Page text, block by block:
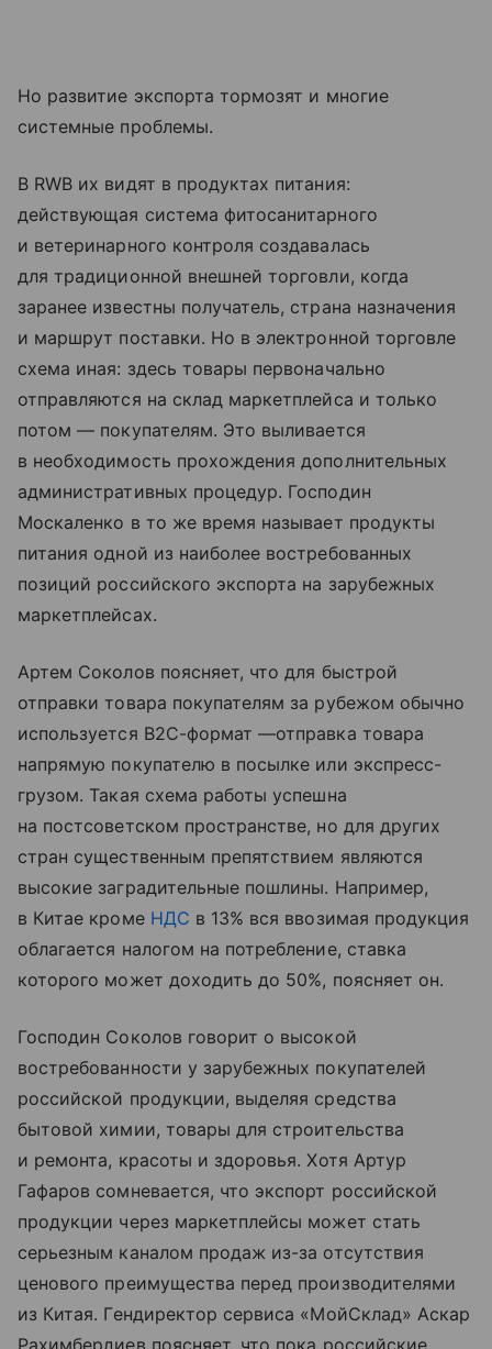
Но развитие экспорта тормозят и многие
системные проблемы.
В RWB их видят в продуктах питания:
действующая система фитосанитарного
и ветеринарного контроля создавалась
для традиционной внешней торговли, когда
заранее известны получатель, страна назначения
и маршрут поставки. Но в электронной торговле
схема иная: здесь товары первоначально
отправляются на склад маркетплейса и только
потом — покупателям. Это выливается
в необходимость прохождения дополнительных
административных процедур. Господин
Москаленко в то же время называет продукты
питания одной из наиболее востребованных
позиций российского экспорта на зарубежных
маркетплейсах.
Артем Соколов поясняет, что для быстрой
отправки товара покупателям за рубежом обычно
используется В2С-формат —отправка товара
напрямую покупателю в посылке или экспресс-
грузом. Такая схема работы успешна
на постсоветском пространстве, но для других
стран существенным препятствием являются
высокие заградительные пошлины. Например,
в Китае кроме НДС в 13% вся ввозимая продукция
облагается налогом на потребление, ставка
которого может доходить до 50%, поясняет он.
Господин Соколов говорит о высокой
востребованности у зарубежных покупателей
российской продукции, выделяя средства
бытовой химии, товары для строительства
и ремонта, красоты и здоровья. Хотя Артур
Гафаров сомневается, что экспорт российской
продукции через маркетплейсы может стать
серьезным каналом продаж из-за отсутствия
ценового преимущества перед производителями
из Китая. Гендиректор сервиса «МойСклад» Аскар